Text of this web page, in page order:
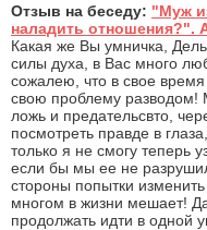
Отзыв на беседу: "Муж
наладить отношения?".
Какая же Вы умничка,
силы духа, в Вас много
сожалею, что в свое
свою проблему разводом!
ложь и предательсвто,
посмотреть правде в
только я не смогу теперь
если бы мы ее не
стороны попытки
многом в жизни мешает!
продолжать идти в одной